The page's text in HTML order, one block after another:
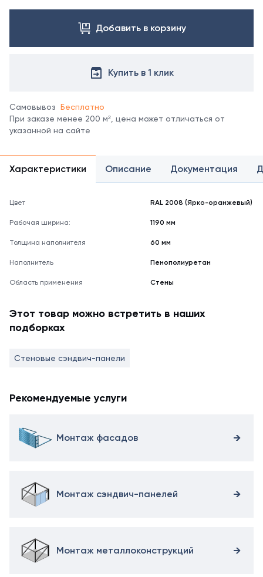
цвета
в
цветов
отображение
цвета
на
может
не
Добавить в корзину
Купить в 1 клик
Самовывоз Бесплатно
При заказе менее 200 м², цена может отличаться от
указанной на сайте
Характеристики Описание Документация
Цвет RAL 2008 (Ярко-оранжевый)
Рабочая ширина: 1190 мм
Толщина наполнителя 60 мм
Наполнитель Пенополиуретан
Область применения Стены
Этот товар можно встретить в наших
подборках
Стеновые сэндвич-панели
Рекомендуемые услуги
Монтаж фасадов
Монтаж сэндвич-панелей
Монтаж металлоконструкций